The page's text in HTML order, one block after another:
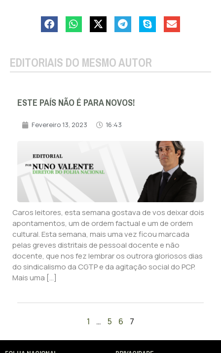
EDITORIAIS DO MESMO AUTOR
ESTE PAÍS NÃO É PARA NOVOS!
Fevereiro 13, 2023 16:43
Caros leitores, esta semana gostava de vos deixar dois
apontamentos, um de ordem factual e um de ordem
cultural. Esta semana, mais uma vez ficou marcada
pelas greves distritais de pessoal docente e não
docente, que nos fez lembrar os outrora gloriosos dias
do sindicalismo da CGTP e da agitação social do PCP.
Mais uma […]
1 … 5 6 7